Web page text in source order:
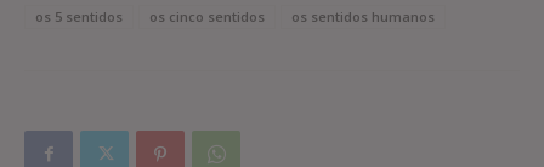
os 5 sentidos
os cinco sentidos os sentidos humanos